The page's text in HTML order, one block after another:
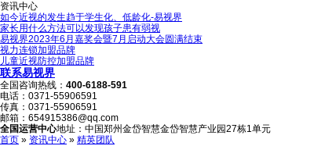
资讯中心
如今近视的发生趋于学生化、低龄化-易视界
家长用什么方法可以发现孩子患有弱视
易视界2023年6月嘉奖会暨7月启动大会圆满结束
视力连锁加盟品牌
儿童近视防控加盟品牌
联系易视界
全国咨询热线： 400-6188-591
电话： 0371-55906591
传真： 0371-55906591
邮箱： 654915386@qq.com
全国运营中心地址： 中国郑州金岱智慧金岱智慧产业园27栋1单元
首页 » 资讯中心 » 精英团队